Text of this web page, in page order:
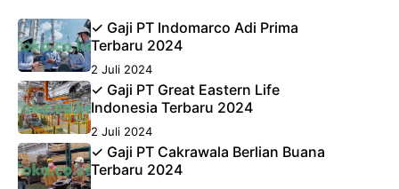
✓ Gaji PT Indomarco Adi Prima
Terbaru 2024
2 Juli 2024
✓ Gaji PT Great Eastern Life
Indonesia Terbaru 2024
2 Juli 2024
✓ Gaji PT Cakrawala Berlian Buana
Terbaru 2024